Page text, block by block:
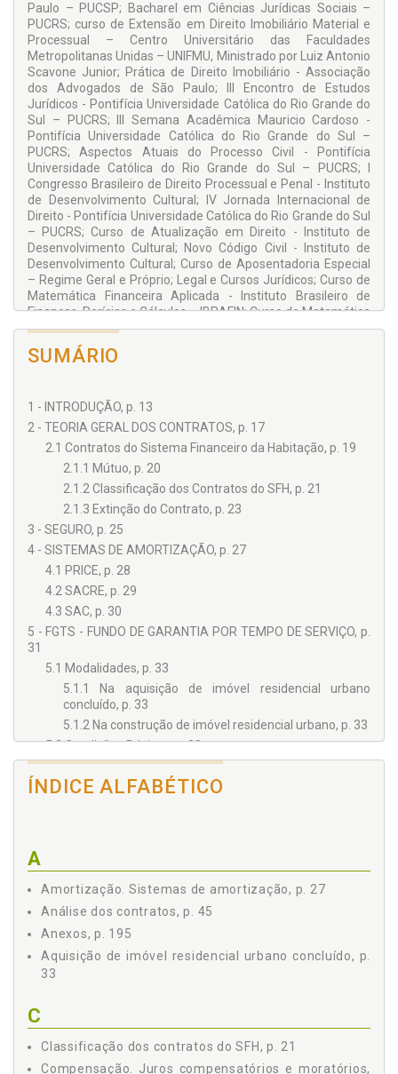
Paulo – PUCSP; Bacharel em Ciências Jurídicas Sociais –
PUCRS; curso de Extensão em Direito Imobiliário Material e
Processual – Centro Universitário das Faculdades
Metropolitanas Unidas – UNIFMU, Ministrado por Luiz Antonio
Scavone Junior; Prática de Direito Imobiliário - Associação
dos Advogados de São Paulo; III Encontro de Estudos
Jurídicos - Pontifícia Universidade Católica do Rio Grande do
Sul – PUCRS; III Semana Acadêmica Mauricio Cardoso -
Pontifícia Universidade Católica do Rio Grande do Sul –
PUCRS; Aspectos Atuais do Processo Civil - Pontifícia
Universidade Católica do Rio Grande do Sul – PUCRS; I
Congresso Brasileiro de Direito Processual e Penal - Instituto
de Desenvolvimento Cultural; IV Jornada Internacional de
Direito - Pontifícia Universidade Católica do Rio Grande do Sul
– PUCRS; Curso de Atualização em Direito - Instituto de
Desenvolvimento Cultural; Novo Código Civil - Instituto de
Desenvolvimento Cultural; Curso de Aposentadoria Especial
– Regime Geral e Próprio; Legal e Cursos Jurídicos; Curso de
Matemática Financeira Aplicada - Instituto Brasileiro de
Finanças, Perícias e Cálculos – IBRAFIN; Curso de Matemática
Financeira - Sindicato dos Bancários e Financiários de São
Paulo, Osasco e Região.
SUMÁRIO
1 - INTRODUÇÃO, p. 13
2 - TEORIA GERAL DOS CONTRATOS, p. 17
2.1 Contratos do Sistema Financeiro da Habitação, p. 19
2.1.1 Mútuo, p. 20
2.1.2 Classificação dos Contratos do SFH, p. 21
2.1.3 Extinção do Contrato, p. 23
3 - SEGURO, p. 25
4 - SISTEMAS DE AMORTIZAÇÃO, p. 27
4.1 PRICE, p. 28
4.2 SACRE, p. 29
4.3 SAC, p. 30
5 - FGTS - FUNDO DE GARANTIA POR TEMPO DE SERVIÇO, p.
31
5.1 Modalidades, p. 33
5.1.1 Na aquisição de imóvel residencial urbano
concluído, p. 33
5.1.2 Na construção de imóvel residencial urbano, p. 33
5.2 Condições Básicas, p. 33
5.2.1 Do titular da conta vinculada do FGTS, p. 33
5.2.2 Do imóvel, p. 34
5.5.1 Destinação, p. 35
5.5.2 Localização, p. 35
6 - JUROS, p. 37
6.1 Conceito, p. 37
6.2 Juros Compensatórios e Moratórios, p. 38
6.3 Taxa de Juros Previstos nos Contratos do SFH e SFI, p.
7 - COMPOSIÇÃO DOS ENCARGOS, p. 43
7.1 Prestação, p. 43
7.2 Seguro, p. 43
7.3 FCVS - Fundo de Compensação pelas Variações
ÍNDICE ALFABÉTICO
A
Amortização. Sistemas de amortização, p. 27
Análise dos contratos, p. 45
Anexos, p. 195
Aquisição de imóvel residencial urbano concluído, p.
33
C
Classificação dos contratos do SFH, p. 21
Compensação. Juros compensatórios e moratórios,